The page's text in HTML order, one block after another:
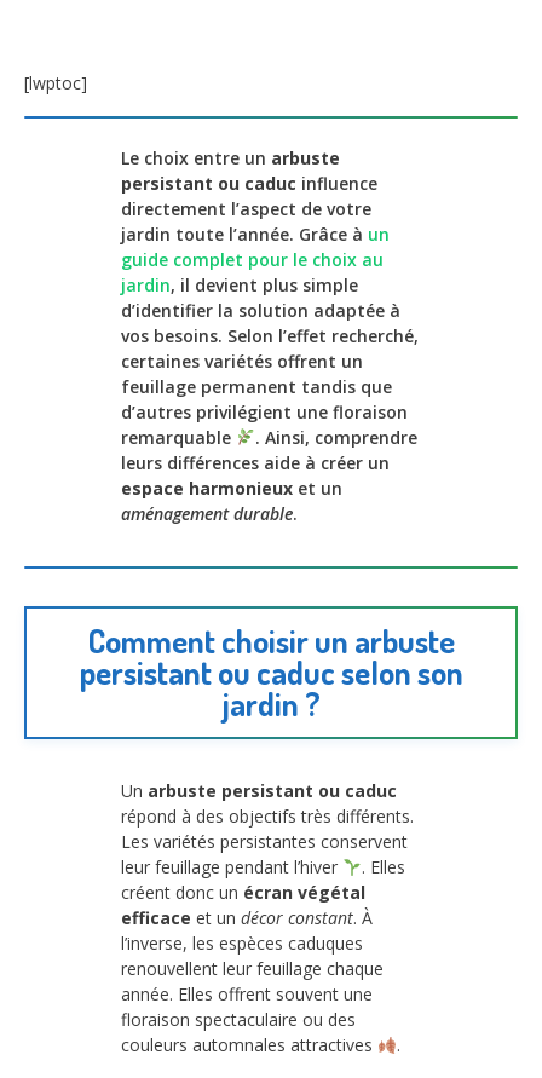
[lwptoc]
Le choix entre un arbuste
persistant ou caduc influence
directement l’aspect de votre
jardin toute l’année. Grâce à un
guide complet pour le choix au
jardin, il devient plus simple
d’identifier la solution adaptée à
vos besoins. Selon l’effet recherché,
certaines variétés offrent un
feuillage permanent tandis que
d’autres privilégient une floraison
remarquable
. Ainsi, comprendre
leurs différences aide à créer un
espace harmonieux et un
aménagement durable.
Comment choisir un arbuste
persistant ou caduc selon son
jardin ?
Un arbuste persistant ou caduc
répond à des objectifs très différents.
Les variétés persistantes conservent
leur feuillage pendant l’hiver
. Elles
créent donc un écran végétal
efficace et un décor constant. À
l’inverse, les espèces caduques
renouvellent leur feuillage chaque
année. Elles offrent souvent une
floraison spectaculaire ou des
couleurs automnales attractives
.